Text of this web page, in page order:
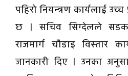
पहिरो नियन्त्रण कार्यलाई
छ । सचिव सिग्देलले सडक
राजमार्ग चौडाइ विस्तार
जानकारी दिए । उनका